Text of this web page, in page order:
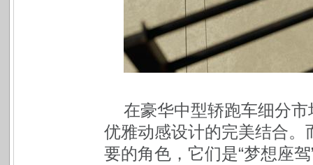
在豪华中型轿跑车细分
优雅动感设计的完美结合
要的角色，它们是“梦想座